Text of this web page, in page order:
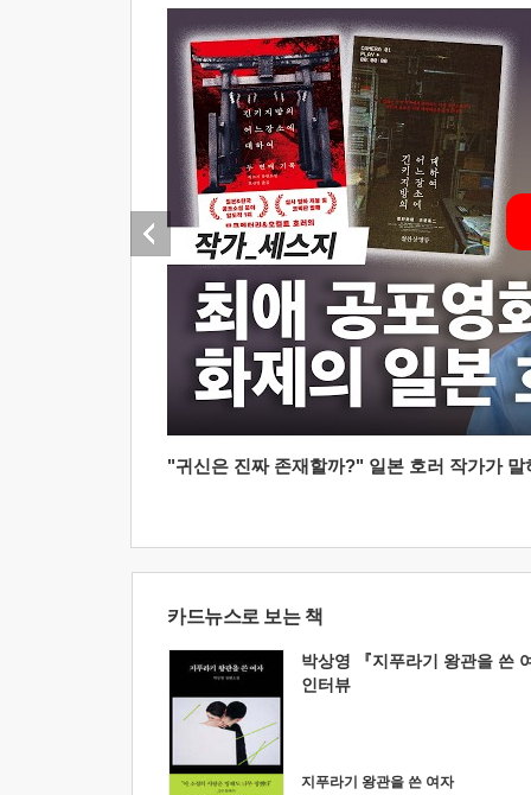
"귀신은 진짜 존재할까?" 일본 호러 작가가
카드뉴스로 보는 책
박상영 『지푸라기 왕관을 쓴
인터뷰
지푸라기 왕관을 쓴 여자